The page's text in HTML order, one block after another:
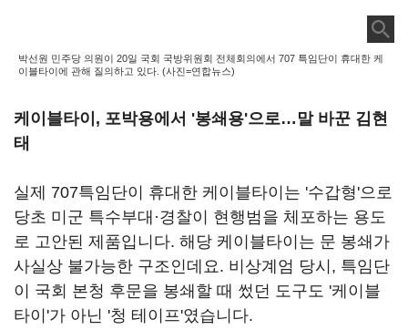
박선원 민주당 의원이 20일 국회 국방위원회 전체회의에서 707 특임단이 휴대한 케
이블타이에 관해 질의하고 있다. (사진=연합뉴스)
케이블타이, 포박용에서 '봉쇄용'으로…말 바꾼 김현
태
실제 707특임단이 휴대한 케이블타이는 '수갑형'으로
당초 미군 특수부대·경찰이 현행범을 체포하는 용도
로 고안된 제품입니다. 해당 케이블타이는 문 봉쇄가
사실상 불가능한 구조인데요. 비상계엄 당시, 특임단
이 국회 본청 후문을 봉쇄할 때 썼던 도구도 '케이블
타이'가 아닌 '청 테이프'였습니다.